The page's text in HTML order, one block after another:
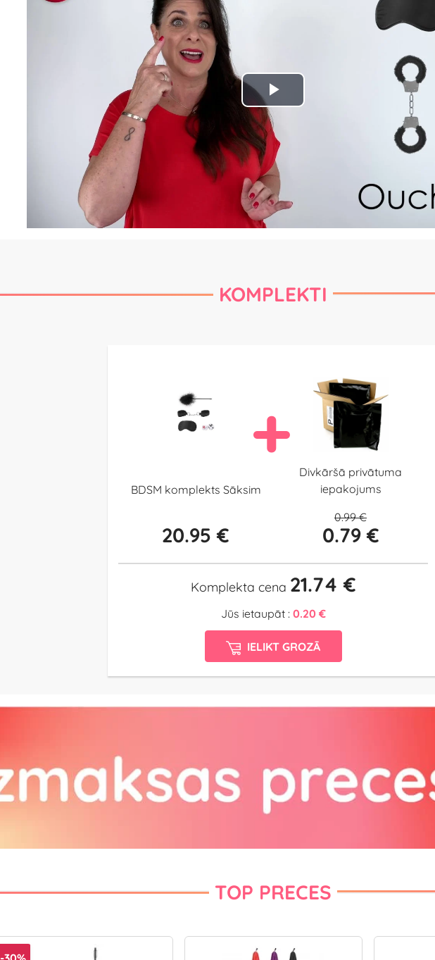
Play
Video
KOMPLEKTI
BDSM komplekts Sāksim
20.95 €
Divkāršā privātuma
iepakojums
0.99 €
0.79 €
Komplekta cena 21.74 €
Jūs ietaupāt : 0.20 €
IELIKT GROZĀ
TOP PRECES